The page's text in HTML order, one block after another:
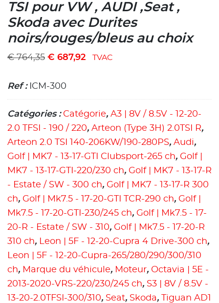
TSI pour VW , AUDI ,Seat ,
Skoda avec Durites
noirs/rouges/bleus au choix
€764,35 € 687,92 TVAC
Ref : ICM-300
Catégories : Catégorie, A3 | 8V / 8.5V - 12-20-
2.0 TFSI - 190 / 220, Arteon (Type 3H) 2.0TSI R,
Arteon 2.0 TSI 140-206KW/190-280PS, Audi,
Golf | MK7 - 13-17-GTI Clubsport-265 ch, Golf |
MK7 - 13-17-GTI-220/230 ch, Golf | MK7 - 13-17-R
- Estate / SW - 300 ch, Golf | MK7 - 13-17-R 300
ch, Golf | Mk7.5 - 17-20-GTI TCR-290 ch, Golf |
Mk7.5 - 17-20-GTI-230/245 ch, Golf | Mk7.5 - 17-
20-R - Estate / SW - 310, Golf | Mk7.5 - 17-20-R
310 ch, Leon | 5F - 12-20-Cupra 4 Drive-300 ch,
Leon | 5F - 12-20-Cupra-265/280/290/300/310
ch, Marque du véhicule, Moteur, Octavia | 5E -
2013-2020-VRS-220/230/245 ch, S3 | 8V / 8.5V -
13-20-2.0TFSI-300/310, Seat, Skoda,
Tiguan AD1